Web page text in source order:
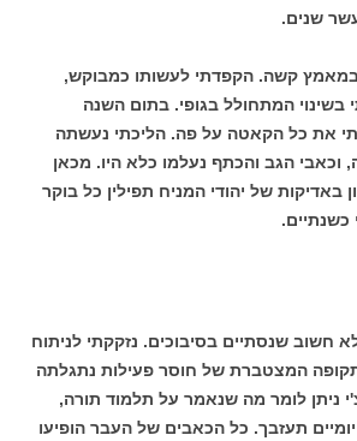
שנים.
במאמץ קשה. הקפדתי לעשותו כמבוקש,
בשינוי המתחולל בגופי. בתום השנה
את כל הקאטה על פה. הליכתי נעשתה
וכאבי הגב והכתף נעלמו כלא היו. מכאן
באדיקות של יהודי המניח תפילין כל בוקר
כשנתיים.
חשוב שנסתיים בסיבוכים. נזקקתי לניתוח
המצטברת של חוסר פעילות נתגלתה
ניתן לומר מה שנאמר על תלמוד תורה,
תעזבך. כל הכאבים של העבר הופיעו